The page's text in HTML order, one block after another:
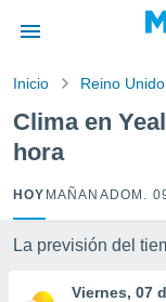
ha sido
para
que se
calidad.
a este
las
Inicio Reino Unido
Clima en
hora
HOY MAÑANA DOM.
La previsión del
Viernes, 07